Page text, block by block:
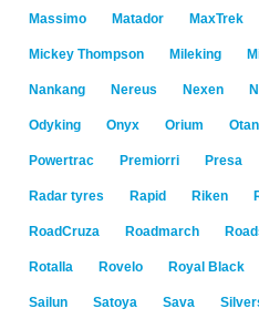
Massimo Matador MaxTrek
Mickey Thompson Mileking
Nankang Nereus Nexen
Odyking Onyx Orium
Powertrac Premiorri Presa
Radar tyres Rapid Riken
RoadCruza Roadmarch
Rotalla Rovelo Royal Black
Sailun Satoya Sava